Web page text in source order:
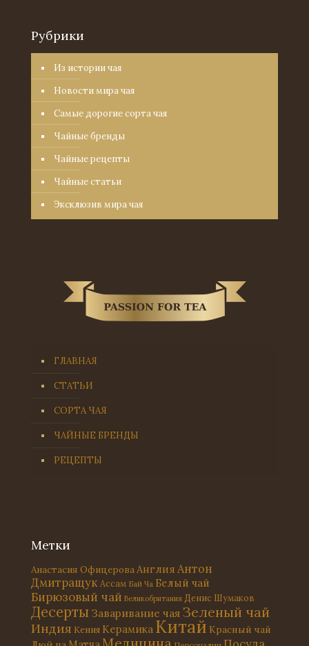
Рубрики
Из истории чая
Новости мира чая
Самые дорогие сорта чая
Чайные бренды
Чайные рецепты
Чайные статьи
Эксклюзив мира чая
ГЛАВНАЯ
СТАТЬИ
СОРТА ЧАЯ
ЧАЙНЫЕ БРЕНДЫ
РЕЦЕПТЫ
Метки
Анастасия ОфицероваАнглия Антон
Дмитращук Ассам Бай Ча Белый чай
Бирюзовый чай Великобритания Денис Шумаков
Десерты Заваривание чая Зеленый чай
Индия Кения Керамика Китай Красный чай